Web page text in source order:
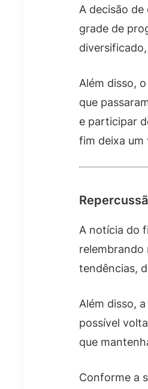
A decisão
grade de
Além disso, o
que
e participar
fim deixa um
A notícia do
relembrando
tendências,
Além disso,
possível
que
Conforme a